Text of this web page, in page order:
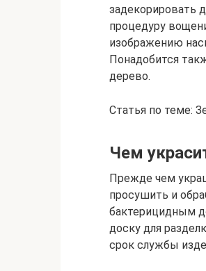
задекорировать
процедуру
изображению
Понадобится
дерево.
Статья по теме:
Чем
Прежде чем
просушить и
бактерицидным
доску для
срок службы